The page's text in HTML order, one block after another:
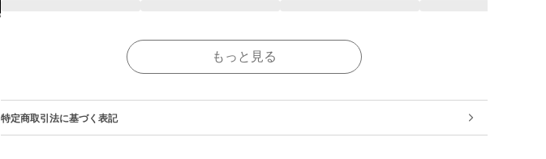
もっと見る
特定商取引法に基づく表記